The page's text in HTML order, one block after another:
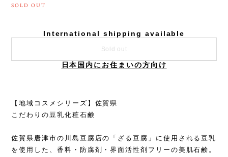
SOLD OUT
International shipping available
Sold out
日本国内にお住まいの方向け
【地域コスメシリーズ】佐賀県
こだわりの豆乳化粧石鹸
佐賀県唐津市の川島豆腐店の「ざる豆腐」に使用される豆乳
を使用した、香料・防腐剤・界面活性剤フリーの美肌石鹸。